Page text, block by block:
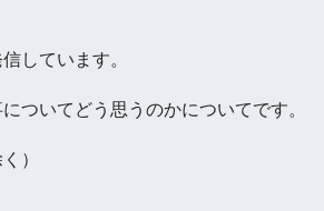
しています。
ついてどう思うのかについてです。
）